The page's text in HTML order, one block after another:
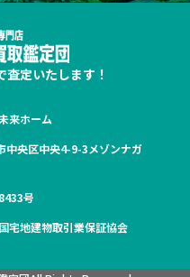
査定いたします！
来ホーム
中央区中央4-9-3メゾンナガ
号
宅地建物取引業保証協会